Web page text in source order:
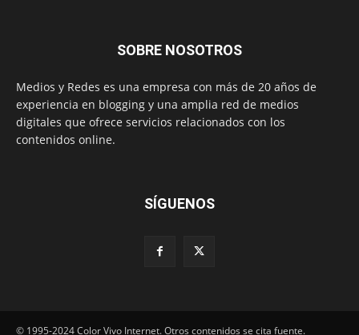
SOBRE NOSOTROS
Medios y Redes es una empresa con más de 20 años de
experiencia en blogging y una amplia red de medios
digitales que ofrece servicios relacionados con los
contenidos online.
SÍGUENOS
© 1995-2024 Color Vivo Internet. Otros contenidos se cita fuente.